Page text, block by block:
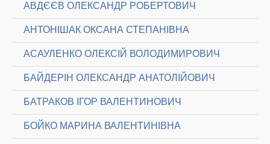
АВДЄЄВ ОЛЕКСАНДР РОБЕРТОВИЧ
АНТОНІШАК ОКСАНА СТЕПАНІВНА
АСАУЛЕНКО ОЛЕКСІЙ ВОЛОДИМИРОВИЧ
БАЙДЕРІН ОЛЕКСАНДР АНАТОЛІЙОВИЧ
БАТРАКОВ ІГОР ВАЛЕНТИНОВИЧ
БОЙКО МАРИНА ВАЛЕНТИНІВНА